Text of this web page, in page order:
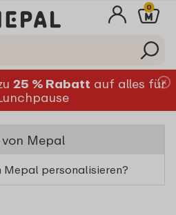
0
25 % Rabatt auf alles für
Mepal
Mepal personalisieren?